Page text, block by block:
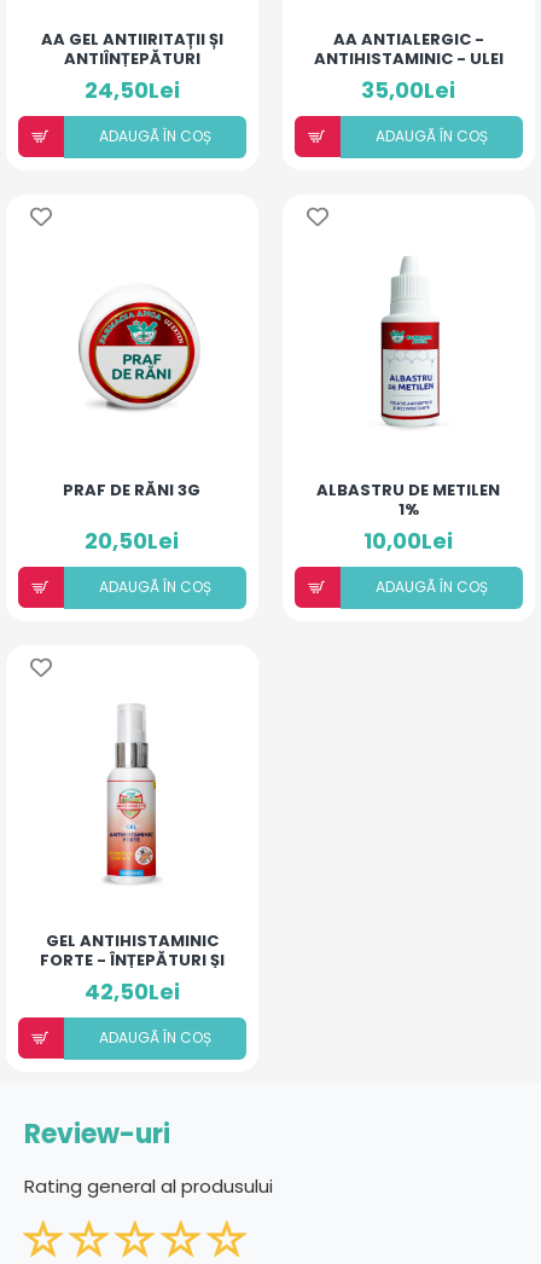
AA GEL ANTIIRITAȚII ȘI
ANTIÎNȚEPĂTURI
PENTRU ARSURI MEDII
24,50Lei
ADAUGÃ ÎN COȘ
AA ANTIALERGIC -
ANTIHISTAMINIC - ULEI
FORTE COPII ȘI ADULȚI
35,00Lei
ADAUGÃ ÎN COȘ
PRAF DE RĂNI 3G
20,50Lei
ADAUGÃ ÎN COȘ
ALBASTRU DE METILEN
1%
10,00Lei
ADAUGÃ ÎN COȘ
GEL ANTIHISTAMINIC
FORTE - ÎNȚEPĂTURI ȘI
IRITAȚII
42,50Lei
ADAUGÃ ÎN COȘ
Review-uri
Rating general al produsului